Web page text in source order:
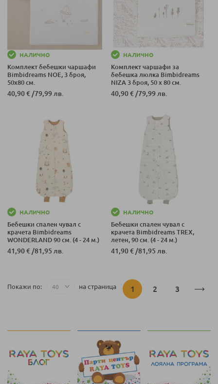
НАЛИЧНО
Комплект бебешки чаршафи
Bimbidreams NOE, 3 броя,
50x80 см.
40,90 €/79,99 лв.
НАЛИЧНО
Комплект чаршафи за
бебешка люлка Bimbidreams
NIZA 3 броя, 50 х 80 см.
40,90 €/79,99 лв.
НАЛИЧНО
Бебешки спален чувал с
крачета Bimbidreams
WONDERLAND 90 см. (4 - 24 м.)
41,90 €/81,95 лв.
НАЛИЧНО
Бебешки спален чувал с
крачета Bimbidreams TREX,
летен, 90 см. (4 - 24 м.)
41,90 €/81,95 лв.
В
1 Страница
2 Страница
3
Покажи по на страница